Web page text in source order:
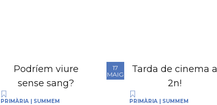
Podríem viure
sense sang?
PRIMÀRIA | SUMMEM
17
MAIG
Tarda de cinema a
2n!
PRIMÀRIA | SUMMEM